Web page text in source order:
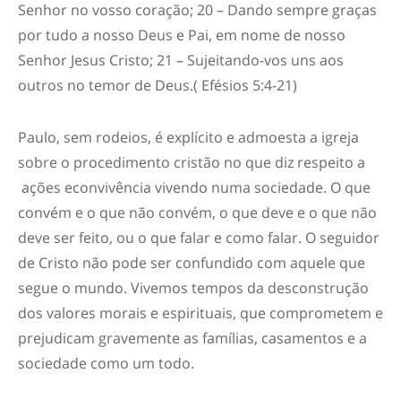
Senhor no vosso coração; 20 – Dando sempre graças
por tudo a nosso Deus e Pai, em nome de nosso
Senhor Jesus Cristo; 21 – Sujeitando-vos uns aos
outros no temor de Deus.( Efésios 5:4-21)
Paulo, sem rodeios, é explícito e admoesta a igreja
sobre o procedimento cristão no que diz respeito a
ações econvivência vivendo numa sociedade. O que
convém e o que não convém, o que deve e o que não
deve ser feito, ou o que falar e como falar. O seguidor
de Cristo não pode ser confundido com aquele que
segue o mundo. Vivemos tempos da desconstrução
dos valores morais e espirituais, que comprometem e
prejudicam gravemente as famílias, casamentos e a
sociedade como um todo.